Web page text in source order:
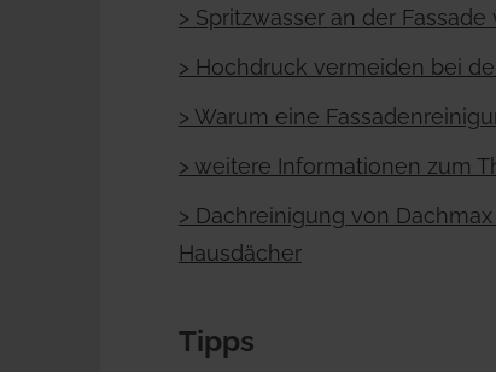
> Spritzwasser an der
> Hochdruck vermeiden bei
> Warum eine
> weitere Informationen zum
> Dachreinigung von
Hausdächer
Tipps